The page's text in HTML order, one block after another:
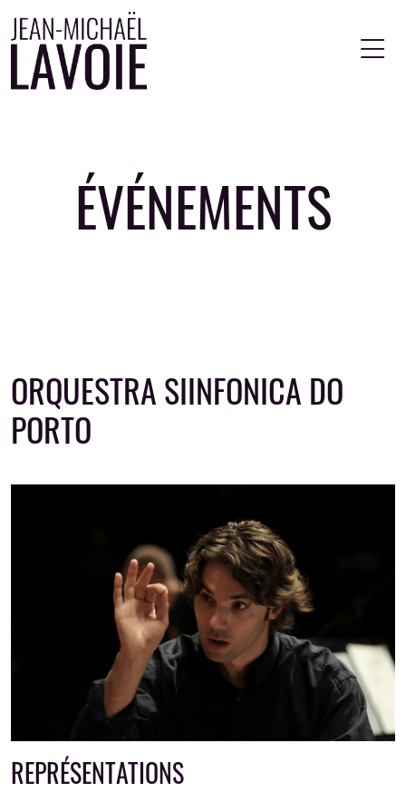
Aller au contenu principal
ÉVÉNEMENTS
ORQUESTRA SIINFONICA DO
PORTO
REPRÉSENTATIONS